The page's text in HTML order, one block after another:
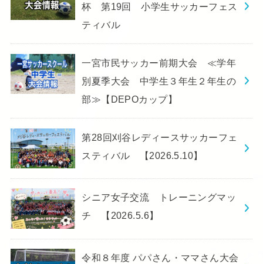
杯 第19回 小学生サッカーフェス
ティバル
一宮市民サッカー前期大会 ≪学年
別夏季大会 中学生３年生２年生の
部≫【DEPOカップ】
第28回刈谷レディースサッカーフェ
スティバル 【2026.5.10】
シニア女子交流 トレーニングマッ
チ 【2026.5.6】
令和８年度 パパさん・ママさん大会